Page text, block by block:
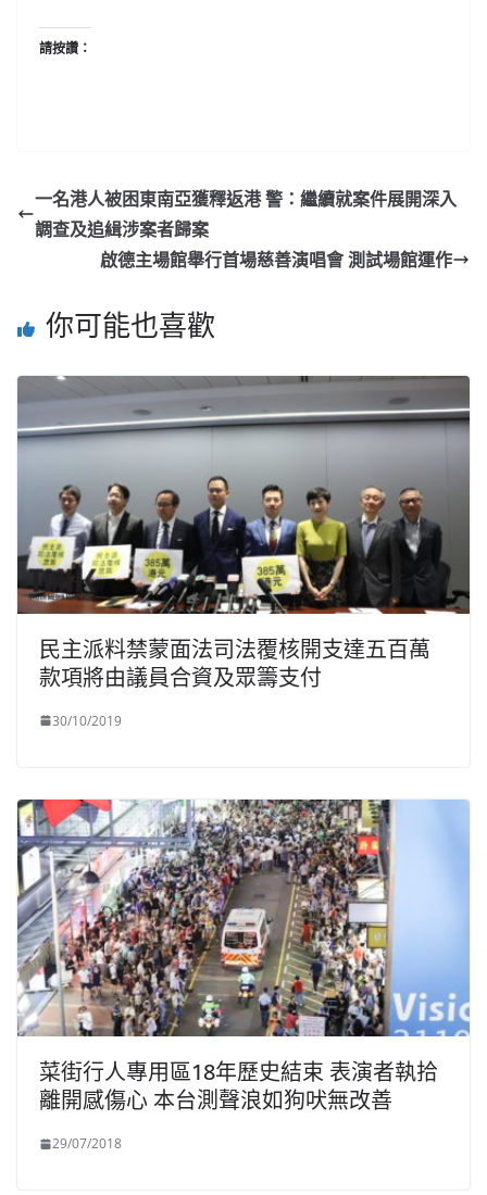
請按讚：
一名港人被困東南亞獲釋返港 警：繼續就案件展開深入
調查及追緝涉案者歸案
啟德主場館舉行首場慈善演唱會 測試場館運作
你可能也喜歡
民主派料禁蒙面法司法覆核開支達五百萬
款項將由議員合資及眾籌支付
30/10/2019
菜街行人專用區18年歷史結束 表演者執拾
離開感傷心 本台測聲浪如狗吠無改善
29/07/2018